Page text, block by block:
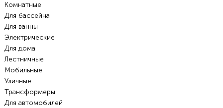
Комнатные
Для бассейна
Для ванны
Электрические
Для дома
Лестничные
Мобильные
Уличные
Трансформеры
Для автомобилей